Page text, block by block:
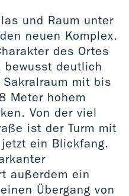
und Raum unter
neuen Komplex.
des Ortes
deutlich
mit bis
Meter hohem
Von der viel
ist der Turm mit
ein Blickfang.
außerdem ein
Übergang von